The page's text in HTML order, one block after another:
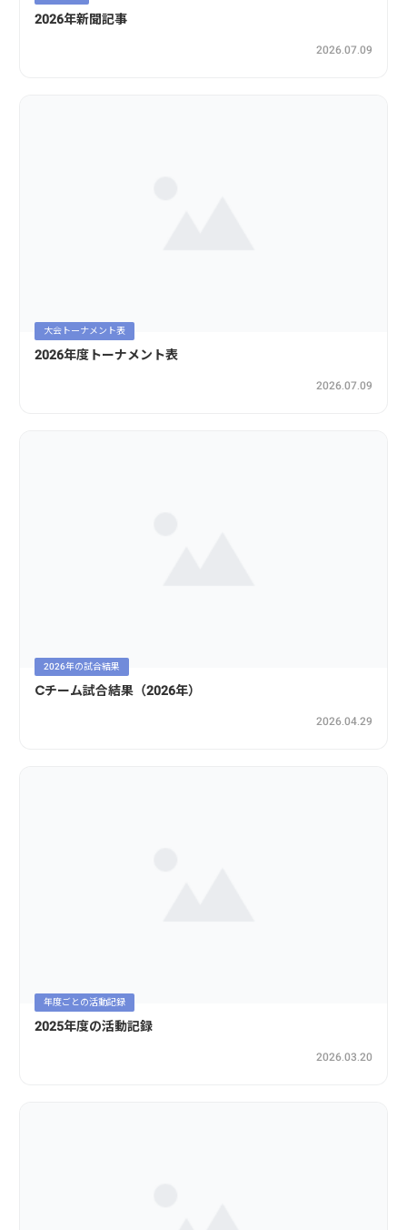
2026.07.09
2026年新聞記事
大会トーナメント表
2026.07.09
2026年度トーナメント表
2026年の試合結果
2026.04.29
Cチーム試合結果（2026年）
年度ごとの活動記録
2026.03.20
2025年度の活動記録